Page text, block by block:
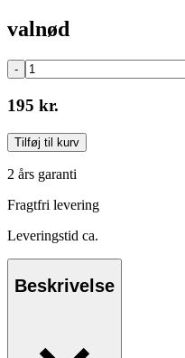
valnød
-
195 kr.
Tilføj til kurv
2 års garanti
Fragtfri levering
Leveringstid ca.
Beskrivelse